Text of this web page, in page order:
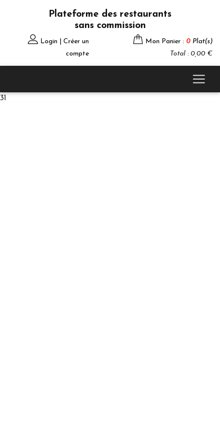
Plateforme des restaurants
sans commission
Login | Créer un
compte
Mon Panier : 0 Plat(s)
Total : 0,00 €
31